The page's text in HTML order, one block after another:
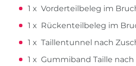
1 x Vorderteilbeleg im
1 x Rückenteilbeleg im
1 x Taillentunnel nach
1 x Gummiband Taille